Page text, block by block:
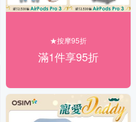
★按摩95折
滿1件享95折